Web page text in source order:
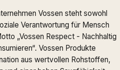
Vossen steht sowohl
Verantwortung für Mensch
„Vossen Respect - Nachhaltig
Vossen Produkte
aus wertvollen Rohstoffen,